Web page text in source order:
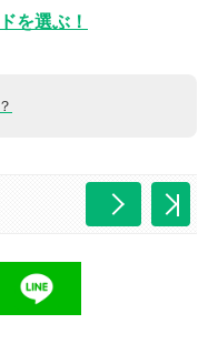
を選ぶ！